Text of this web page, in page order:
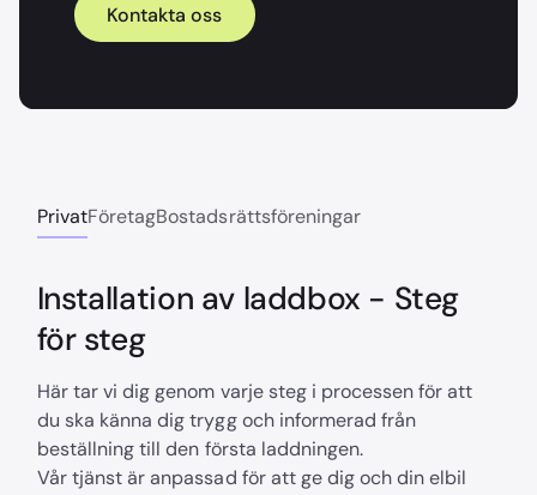
Kontakta oss
PrivatFöretagBostadsrättsföreningar
Installation av laddbox - Steg
för steg
Här tar vi dig genom varje steg i processen för att
du ska känna dig trygg och informerad från
beställning till den första laddningen.
Vår tjänst är anpassad för att ge dig och din elbil